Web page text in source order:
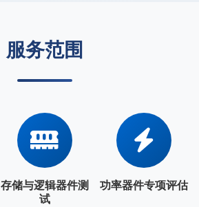
服务范围
存储与逻辑器件测
试
功率器件专项评估